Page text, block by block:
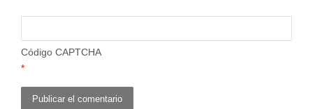
Código CAPTCHA
*